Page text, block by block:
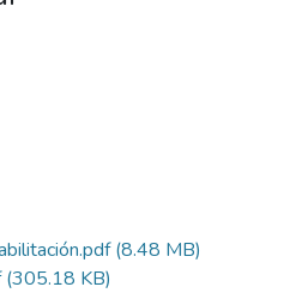
(8.48 MB)
(305.18 KB)